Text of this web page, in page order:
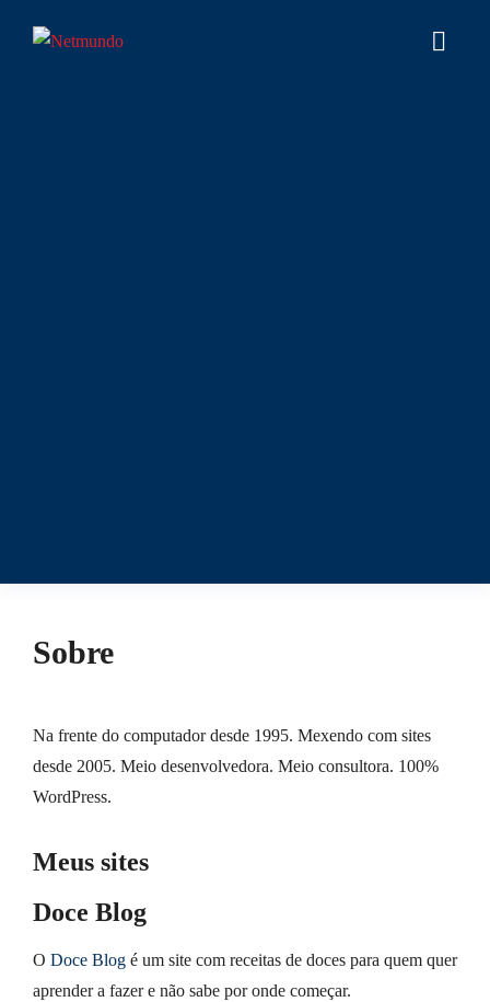
Sobre
Na frente do computador desde 1995. Mexendo com sites
desde 2005. Meio desenvolvedora. Meio consultora. 100%
WordPress.
Meus sites
Doce Blog
O Doce Blog é um site com receitas de doces para quem quer
aprender a fazer e não sabe por onde começar.